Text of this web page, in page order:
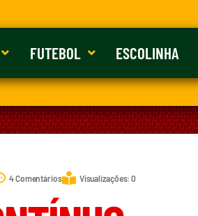
FUTEBOL ESCOLINHA
4 Comentários Visualizações: 0